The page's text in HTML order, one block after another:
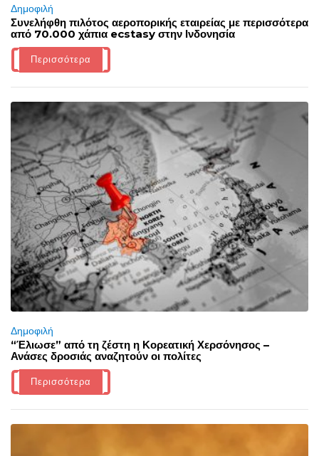
Δημοφιλή
Συνελήφθη πιλότος αεροπορικής εταιρείας με περισσότερα
από 70.000 χάπια ecstasy στην Ινδονησία
Περισσότερα
Δημοφιλή
“Έλιωσε” από τη ζέστη η Κορεατική Χερσόνησος –
Ανάσες δροσιάς αναζητούν οι πολίτες
Περισσότερα